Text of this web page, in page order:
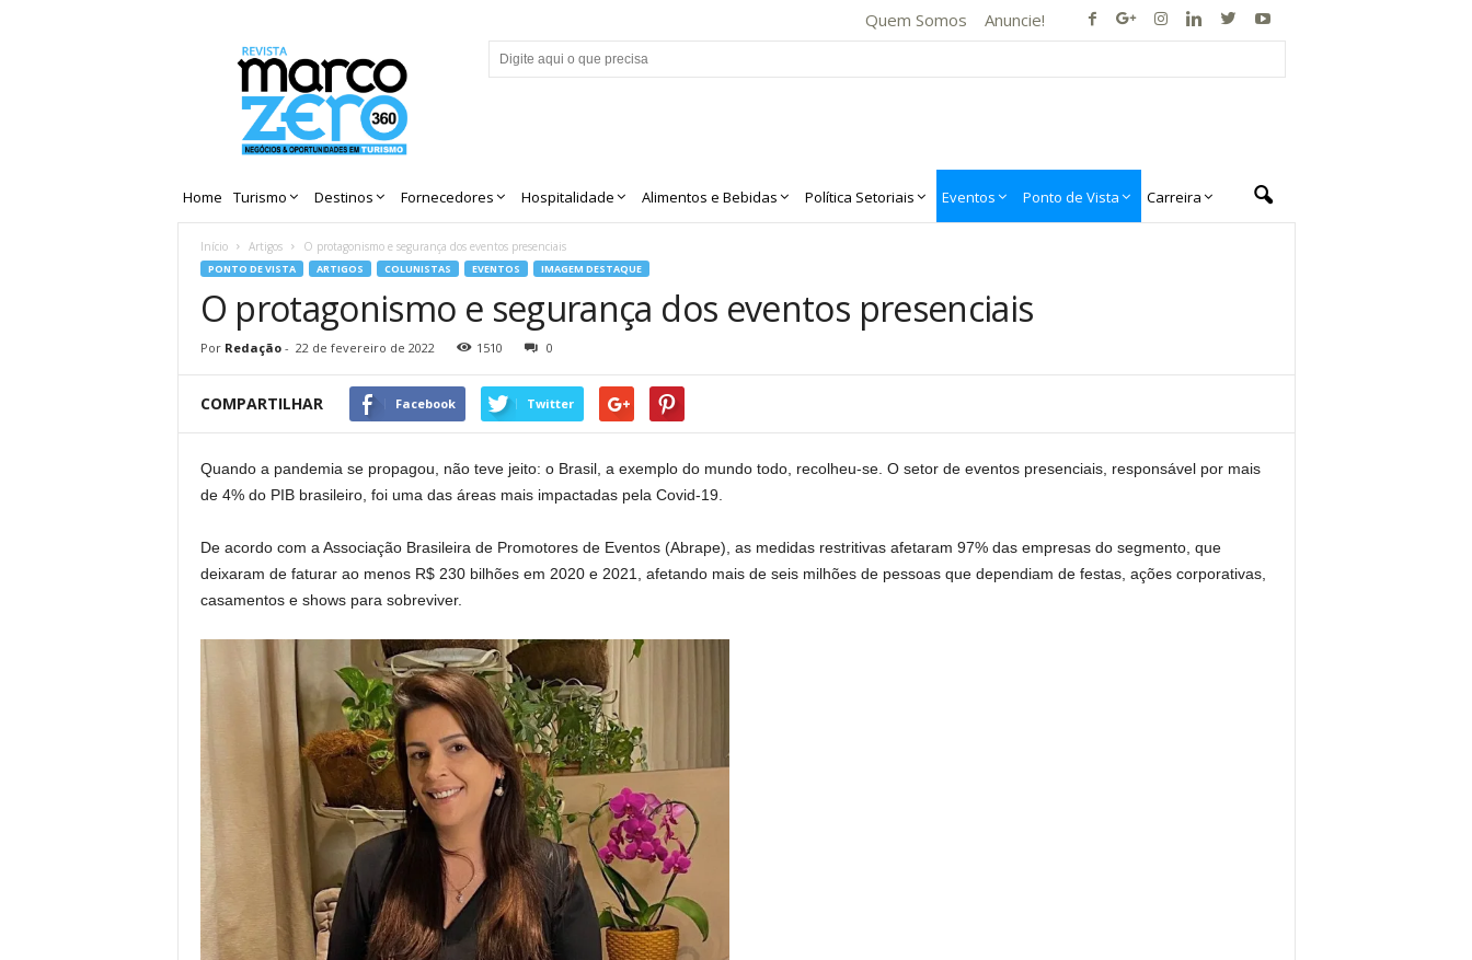
Quem Somos Anuncie!
Home Turismo Destinos Fornecedores Hospitalidade Alimentos e Bebidas Política Setoriais Eventos Ponto de Vista Carreira
Início Artigos O protagonismo e segurança dos eventos presenciais
PONTO DE VISTA ARTIGOS COLUNISTAS EVENTOS IMAGEM DESTAQUE
O protagonismo e segurança dos eventos presenciais
Por Redação- 22 de fevereiro de 2022 1510 0
COMPARTILHAR Facebook Twitter
Quando a pandemia se propagou, não teve jeito: o Brasil, a exemplo do mundo todo, recolheu-se. O setor de eventos presenciais, responsável por mais
de 4% do PIB brasileiro, foi uma das áreas mais impactadas pela Covid-19.
De acordo com a Associação Brasileira de Promotores de Eventos (Abrape), as medidas restritivas afetaram 97% das empresas do segmento, que
deixaram de faturar ao menos R$ 230 bilhões em 2020 e 2021, afetando mais de seis milhões de pessoas que dependiam de festas, ações corporativas,
casamentos e shows para sobreviver.